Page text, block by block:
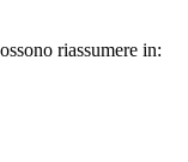
riassumere in: